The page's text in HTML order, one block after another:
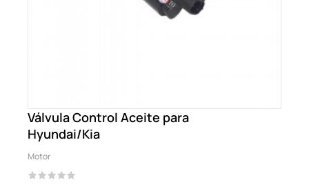
Válvula Control Aceite para
Hyundai/Kia
Motor